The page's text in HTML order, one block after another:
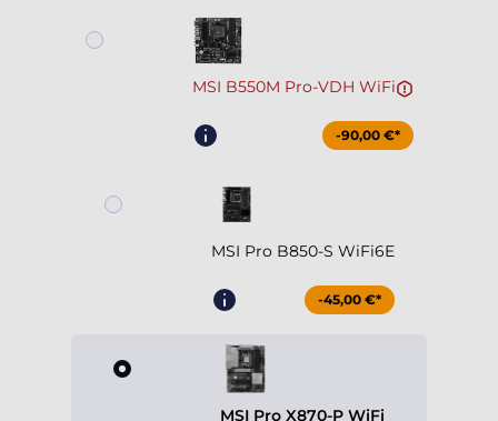
MSI B550M Pro-VDH WiFi
-90,00 €*
MSI Pro B850-S WiFi6E
-45,00 €*
MSI Pro X870-P WiFi